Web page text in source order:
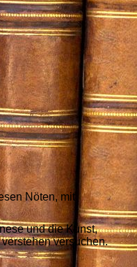
Nöten, mit
und die Kunst,
versuchen.